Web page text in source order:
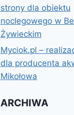
strony dla obiektu
noclegowego w
Żywieckim
Myciok.pl –
dla producenta
Mikołowa
ARCHIWA